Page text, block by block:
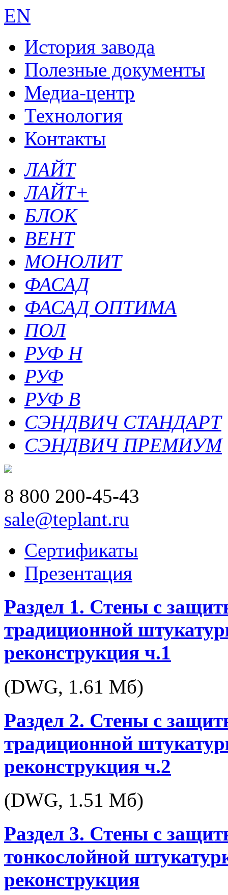
EN
История завода
Полезные документы
Медиа-центр
Технология
Контакты
ЛАЙТ
ЛАЙТ+
БЛОК
ВЕНТ
МОНОЛИТ
ФАСАД
ФАСАД ОПТИМА
ПОЛ
РУФ Н
РУФ
РУФ В
СЭНДВИЧ СТАНДАРТ
СЭНДВИЧ ПРЕМИУМ
8 800 200-45-43
sale@teplant.ru
Сертификаты
Презентация
Раздел 1. Стены с
традиционной
реконструкция ч.1
(DWG, 1.61 Мб)
Раздел 2. Стены с
традиционной
реконструкция ч.2
(DWG, 1.51 Мб)
Раздел 3. Стены с
тонкослойной
реконструкция